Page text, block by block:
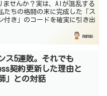
せんか？実は、AIが混乱する
たちの格闘の末に完成した「ス
付き」のコードを確実に引き出
manao
ス5連敗。それでも
契約更新した理由と
」との対話